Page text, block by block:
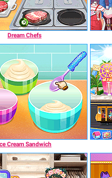
Dream Chefs
Cream Sandwich